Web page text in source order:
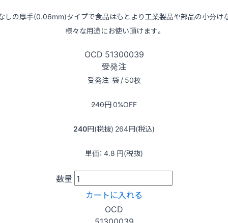
しの厚手(0.06mm)タイプで食品はもとより工業製品や部品の小分け
様々な用途にお使い頂けます。
OCD 51300039
受発注
受発注 袋 / 50枚
240円0%OFF
240円(税抜) 264円(税込)
単価： 4.8 円(税抜)
数量
カートに入れる
OCD